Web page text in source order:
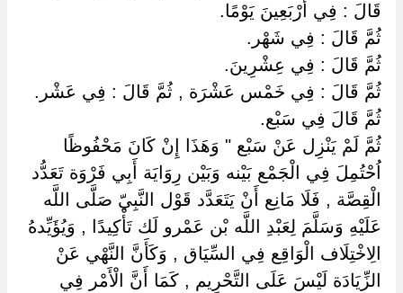
قَالَ : فِي أَرْبَعِينَ يَوْمًا.
ثُمَّ قَالَ : فِي شَهْر.
ثُمَّ قَالَ : فِي عِشْرِينَ.
ثُمَّ قَالَ : فِي خَمْس عَشْرَة , ثُمَّ قَالَ : فِي عَشْر.
ثُمَّ قَالَ فِي سَبْع.
ثُمَّ لَمْ يَنْزِل عَنْ سَبْع " وَهَذَا إِنْ كَانَ مَحْفُوظًا
اُحْتُمِلَ فِي الْجَمْع بَيْنه وَبَيْن رِوَايَة أَبِي فَرْوَة تَعَدُّد
الْقِصَّة , فَلَا مَانِع أَنْ يَتَعَدَّد قَوْل النَّبِيّ صَلَّى اللَّه
عَلَيْهِ وَسَلَّمَ لِعَبْدِ اللَّه بْن عَمْرو لَك تَأْكِيدًا , وَيُؤَيِّدهُ
الِاخْتِلَاف الْوَاقِع فِي السِّيَاق , وَكَأَنَّ النَّهْي عَنْ
الزِّيَادَة لَيْسَ عَلَى التَّحْرِيم , كَمَا أَنَّ الْأَمْر فِي